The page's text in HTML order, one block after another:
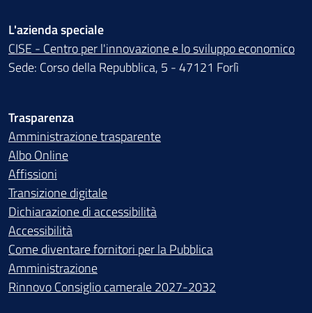
L'azienda speciale
CISE - Centro per l'innovazione e lo sviluppo economico
Sede: Corso della Repubblica, 5 - 47121 Forlì
Trasparenza
Amministrazione trasparente
Albo Online
Affissioni
Transizione digitale
Dichiarazione di accessibilità
Accessibilità
Come diventare fornitori per la Pubblica
Amministrazione
Rinnovo Consiglio camerale 2027-2032